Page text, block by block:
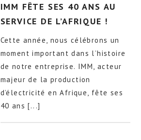
IMM FÊTE SES 40 ANS AU
SERVICE DE L’AFRIQUE !
Cette année, nous célébrons un
moment important dans l’histoire
de notre entreprise. IMM, acteur
majeur de la production
d’électricité en Afrique, fête ses
40 ans [...]